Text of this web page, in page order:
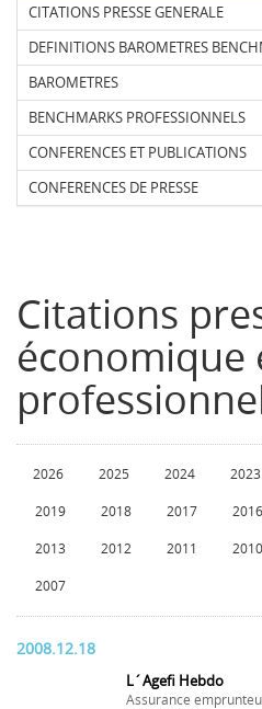
CITATIONS PRESSE GENERALE
DEFINITIONS BAROMETRES
BAROMETRES
BENCHMARKS PROFESSIONNELS
CONFERENCES ET PUBLICATIONS
CONFERENCES DE PRESSE
Citations
économique
2026 2025 2024 2023
2019 2018 2017 2016
2013 2012 2011 2010
2007
2008.12.18
L´Agefi Hebdo
Assurance